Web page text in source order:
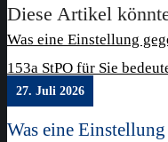
Diese Artikel
Was eine Einstellung
153a StPO für Sie
27. Juli 2026
Was eine